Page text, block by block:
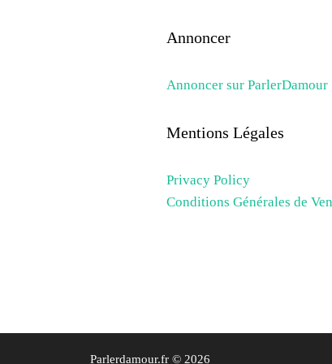
Annoncer
Annoncer sur ParlerDamour
Mentions Légales
Privacy Policy
Conditions Générales de
Parlerdamour.fr © 2026